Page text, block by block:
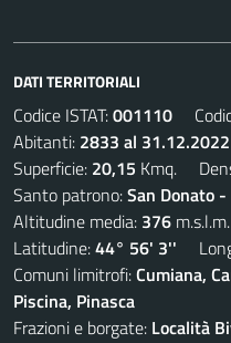
DATI TERRITORIALI
Codice ISTAT:001110
Abitanti: 2833 al 31.12.2022
Superficie: 20,15 Kmq.
Santo patrono:San Donato
Altitudine media: 376 m.s.l.m.
Latitudine:44° 56' 3''
Comuni limitrofi:Cumiana,
Piscina, Pinasca
Frazioni e borgate: Località